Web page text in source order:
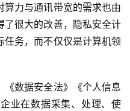
力与通讯带宽的需求也由
了很大的改善，隐私安全计
任务，而不仅仅是计算机领
数据安全法》《个人信息
业在数据采集、处理、使